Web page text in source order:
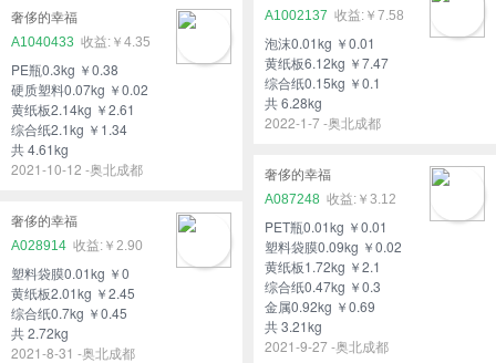
A1002137
￥7.58
泡沫0.01kg ￥0.01
黄纸板6.12kg ￥7.47
综合纸0.15kg ￥0.1
共 6.28kg
2022-1-7 -奥北成都
奢侈的幸福
A1040433
￥4.35
PE瓶0.3kg ￥0.38
硬质塑料0.07kg ￥0.02
黄纸板2.14kg ￥2.61
综合纸2.1kg ￥1.34
共 4.61kg
2021-10-12 -奥北成都
奢侈的幸福
A087248
￥3.12
PET瓶0.01kg ￥0.01
塑料袋膜0.09kg ￥0.02
黄纸板1.72kg ￥2.1
综合纸0.47kg ￥0.3
金属0.92kg ￥0.69
共 3.21kg
2021-9-27 -奥北成都
奢侈的幸福
A028914
￥2.90
塑料袋膜0.01kg ￥0
黄纸板2.01kg ￥2.45
综合纸0.7kg ￥0.45
共 2.72kg
2021-8-31 -奥北成都